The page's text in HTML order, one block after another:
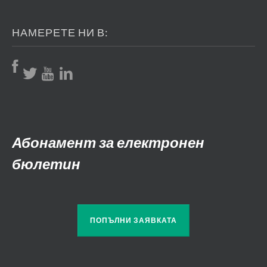
НАМЕРЕТЕ НИ В:
Абонамент за електронен
бюлетин
ПОПЪЛНИ ЗАЯВКАТА